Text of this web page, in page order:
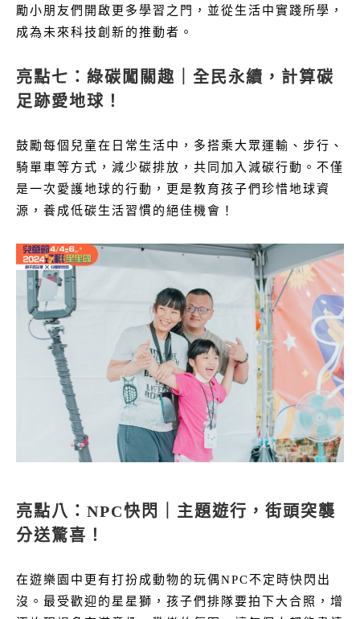
勵小朋友們開啟更多學習之門，並從生活中實踐所學，
成為未來科技創新的推動者。
亮點七：綠碳闖關趣｜全民永續，計算碳
足跡愛地球！
鼓勵每個兒童在日常生活中，多搭乘大眾運輸、步行、
騎單車等方式，減少碳排放，共同加入減碳行動。不僅
是一次愛護地球的行動，更是教育孩子們珍惜地球資
源，養成低碳生活習慣的絕佳機會！
亮點八：NPC快閃｜主題遊行，街頭突襲
分送驚喜！
在遊樂園中更有打扮成動物的玩偶NPC不定時快閃出
沒。最受歡迎的星星獅，孩子們排隊要拍下大合照，增